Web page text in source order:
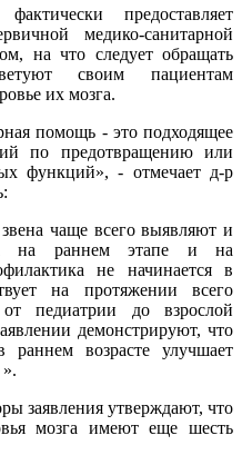
предоставляет
медико-санитарной
на что следует обращать
своим пациентам
их мозга.
помощь - это подходящее
по предотвращению или
функций», - отмечает д-р
чаще всего выявляют и
на раннем этапе и на
не начинается в
на протяжении всего
от педиатрии до взрослой
демонстрируют, что
возрасте улучшает
заявления утверждают, что
мозга имеют еще шесть